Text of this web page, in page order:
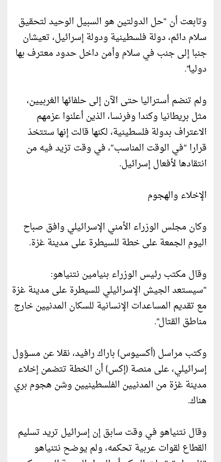
وتابعت أن "حل الدولتين هو السبيل الوحيد لتحقيق
سلام دائم، دولة فلسطينية ودولة إسرائيل، تعيشان
جنبا إلى جنب في سلام وأمن داخل حدود معترف بها
دوليا".
ولم تنضم أستراليا حتى الآن إلى حلفائها الغربيين،
مثل بريطانيا وكندا وفرنسا، الذين أعلنوا عزمهم
الاعتراف بدولة فلسطينية، لكنها قالت إنها ستتخذ
قرارا "في الوقت المناسب"، في وقت تزيد فيه من
انتقادها لأفعال إسرائيل.
الإخلاء والهجوم
وكان مجلس الوزراء الأمني الإسرائيلي وافق صباح
اليوم الجمعة على خطة للسيطرة على مدينة غزة.
وقال مكتب رئيس الوزراء بنيامين نتنياهو:
"سيستعد الجيش الإسرائيلي للسيطرة على مدينة غزة
مع تقديم المساعدات الإنسانية للسكان المدنيين خارج
مناطق القتال".
وكتب مراسل (أكسيوس) باراك رافيد، نقلا عن مسؤول
إسرائيلي، على منصة (إكس) أن الخطة تتضمن إخلاء
مدينة غزة من المدنيين الفلسطينيين وشن هجوم بري
هناك.
وقال نتنياهو في وقت سابق إن إسرائيل تريد تسليم
القطاع لقوات عربية تحكمه، ولم يوضح نتنياهو